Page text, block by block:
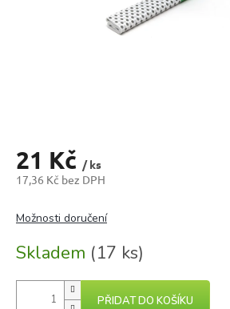
21 Kč / ks
17,36 Kč bez DPH
cena:
Skladem (17 ks)
Možnosti doručení
PŘIDAT DO KOŠÍKU